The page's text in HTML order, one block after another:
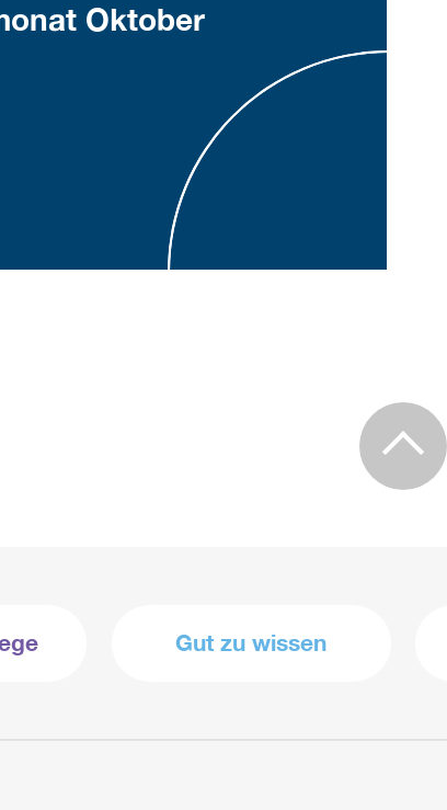
Oktober
Gut zu wissen